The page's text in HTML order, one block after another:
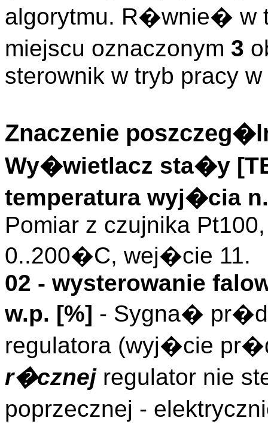
algorytmu. R�wnie� w
miejscu oznaczonym 3
sterownik w tryb pracy
Znaczenie
Wy�wietlacz sta�y
temperatura wyj�cia
Pomiar z czujnika
0..200�C, wej�cie 11.
02 - wysterowanie
w.p. [%] - Sygna�
regulatora (wyj�cie
r�cznejregulator nie
poprzecznej -